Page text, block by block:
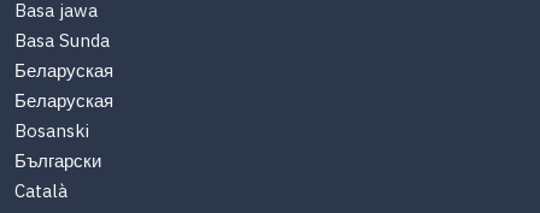
Basa jawa
Basa Sunda
Беларуская
Беларуская
Bosanski
Български
Català